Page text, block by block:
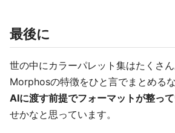
最後に
世の中にカラーパレット集はたくさん
Morphosの特徴をひと言でまとめるな
AIに渡す前提でフォーマットが整って
せかなと思っています。